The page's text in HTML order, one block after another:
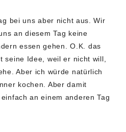
bei uns aber nicht aus. Wir
an diesem Tag keine
essen gehen. O.K. das
seine Idee, weil er nicht will,
Aber ich würde natürlich
kochen. Aber damit
an einem anderen Tag